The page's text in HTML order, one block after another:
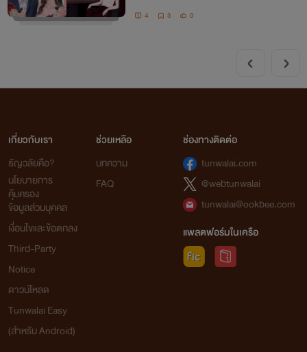
4 3 0
เกี่ยวกับเรา
ธัญวลัยคือ?
นโยบายการ
คุ้มครอง
ข้อมูลส่วนบุคคล
เงื่อนไขและข้อตกลง
Third-Party
Notice
ดาวน์โหลด
Tunwalai Easy
(สำหรับ Android)
ช่วยเหลือ
บทความ
FAQ
ช่องทางติดต่อ
tunwalai.com
@webtunwalai
tunwalai@ookbee.com
แพลตฟอร์มในเครือ